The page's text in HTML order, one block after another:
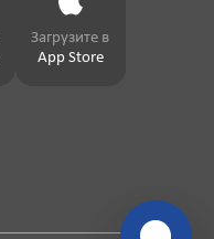
Загрузите в
App Store